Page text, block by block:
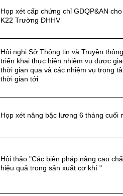
Họp xét cấp chứng chỉ GDQP&AN
K22 Trường ĐHHV
Hội nghị Sở Thông tin và Truyền
triển khai thực hiện nhiệm vụ được
thời gian qua và các nhiệm vụ trọng
thời gian tới
Họp xét nâng bậc lương 6 tháng cuối
Hội thảo "Các biện pháp nâng cao
hiệu quả trong sản xuất cơ khí "